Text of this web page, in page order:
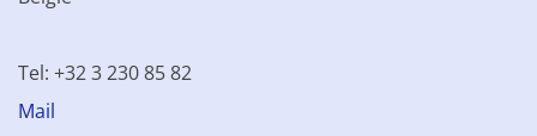
Tel: +32 3 230 85 82
Mail